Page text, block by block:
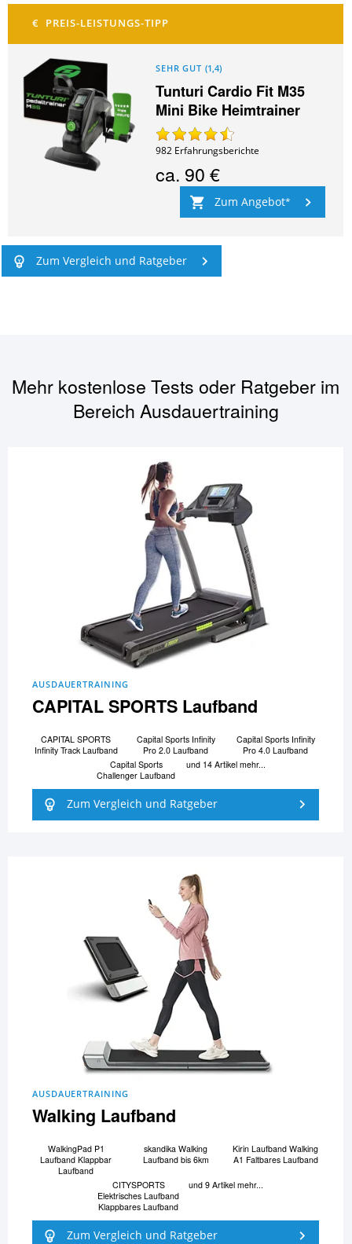
SEHR GUT (1,4)
Tunturi Cardio Fit M35
Mini Bike Heimtrainer
982 Erfahrungsberichte
ca. 90 €
Zum Angebot
Zum Vergleich und Ratgeber
Mehr kostenlose Tests oder Ratgeber im
Bereich Ausdauertraining
AUSDAUERTRAINING
CAPITAL SPORTS Laufband
CAPITAL SPORTS
Infinity Track Laufband
Capital Sports Infinity
Pro 2.0 Laufband
Capital Sports Infinity
Pro 4.0 Laufband
Capital Sports
Challenger Laufband
und 14 Artikel mehr...
Zum Vergleich und Ratgeber
AUSDAUERTRAINING
Walking Laufband
WalkingPad P1
Laufband Klappbar
Laufband
skandika Walking
Laufband bis 6km
Kirin Laufband Walking
A1 Faltbares Laufband
CITYSPORTS
Elektrisches Laufband
Klappbares Laufband
und 9 Artikel mehr...
Zum Vergleich und Ratgeber